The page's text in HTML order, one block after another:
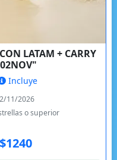
LATAM + CARRY
Incluye
11/2026
o superior